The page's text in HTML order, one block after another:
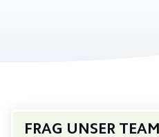
FRAG UNSER TEAM